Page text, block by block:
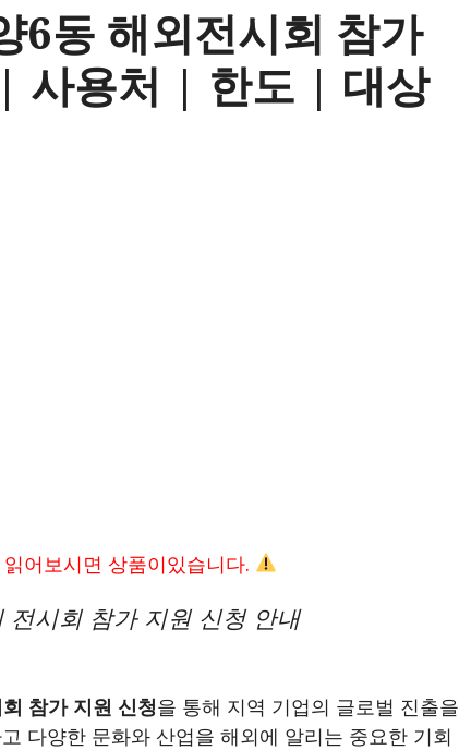
6동 해외전시회 참가
사용처 | 한도 | 대상
어보시면 상품이있습니다.
전시회 참가 지원 신청 안내
참가 지원 신청을 통해 지역 기업의 글로벌 진출을
다양한 문화와 산업을 해외에 알리는 중요한 기회